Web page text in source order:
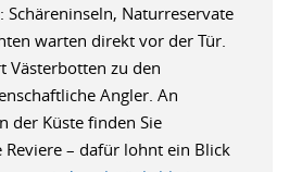
Schäreninseln, Naturreservate
warten direkt vor der Tür.
Västerbotten zu den
Angler. An
der Küste finden Sie
Reviere – dafür lohnt ein Blick